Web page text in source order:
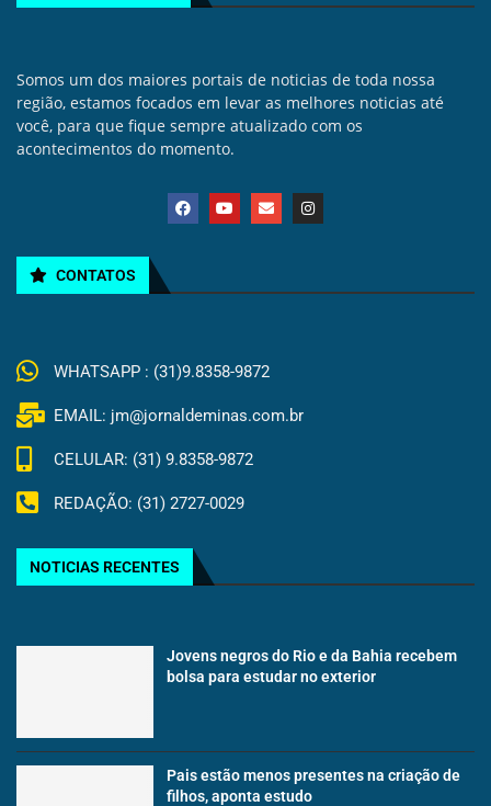
Somos um dos maiores portais de noticias de toda nossa
região, estamos focados em levar as melhores noticias até
você, para que fique sempre atualizado com os
acontecimentos do momento.
CONTATOS
WHATSAPP : (31)9.8358-9872
EMAIL: jm@jornaldeminas.com.br
CELULAR: (31) 9.8358-9872
REDAÇÃO: (31) 2727-0029
NOTICIAS RECENTES
Jovens negros do Rio e da Bahia recebem
bolsa para estudar no exterior
Pais estão menos presentes na criação de
filhos, aponta estudo